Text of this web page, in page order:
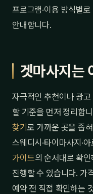
프로그램·이용 방식별
안내합니다.
겟마사지는
자극적인 추천이나 광
할 기준을 먼저 정리합
찾기 로 가까운 곳을 좁
스웨디시·타이마사지·
가이드의 순서대로 확
진행할 수 있습니다. 가
예약 전 직접 확인하는